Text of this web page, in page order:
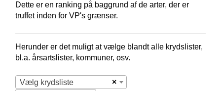
Dette er en ranking på baggrund af de arter, der er
truffet inden for VP's grænser.
Herunder er det muligt at vælge blandt alle krydslister,
bl.a. årsartslister, kommuner, osv.
×
Vælg krydsliste